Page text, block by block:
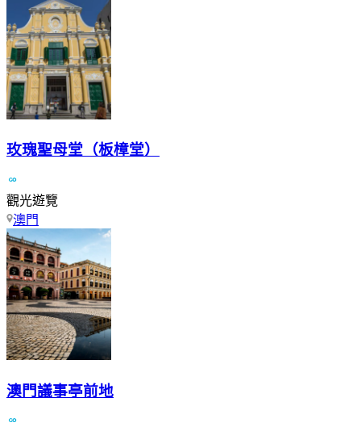
玫瑰聖母堂（板樟堂）
觀光遊覽
澳門
澳門議事亭前地